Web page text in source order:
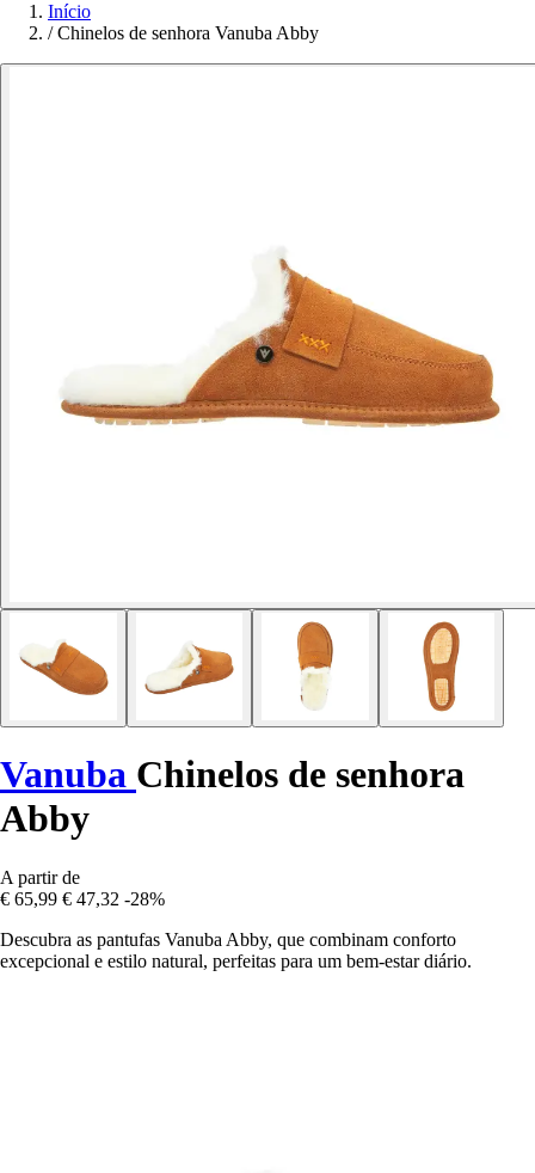
Início
/ Chinelos de senhora Vanuba Abby
Vanuba Chinelos de senhora
Abby
A partir de
€ 65,99 € 47,32 -28%
Descubra as pantufas Vanuba Abby, que combinam conforto
excepcional e estilo natural, perfeitas para um bem-estar diário.